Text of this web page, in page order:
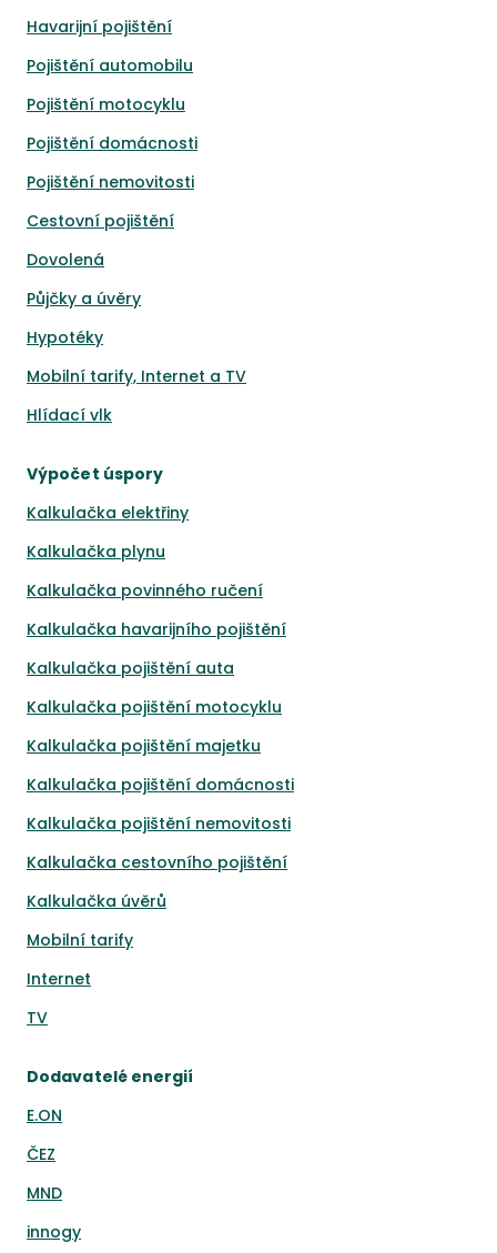
Havarijní pojištění
Pojištění automobilu
Pojištění motocyklu
Pojištění domácnosti
Pojištění nemovitosti
Cestovní pojištění
Dovolená
Půjčky a úvěry
Hypotéky
Mobilní tarify, Internet a TV
Hlídací vlk
Výpočet úspory
Kalkulačka elektřiny
Kalkulačka plynu
Kalkulačka povinného ručení
Kalkulačka havarijního pojištění
Kalkulačka pojištění auta
Kalkulačka pojištění motocyklu
Kalkulačka pojištění majetku
Kalkulačka pojištění domácnosti
Kalkulačka pojištění nemovitosti
Kalkulačka cestovního pojištění
Kalkulačka úvěrů
Mobilní tarify
Internet
TV
Dodavatelé energií
E.ON
ČEZ
MND
innogy